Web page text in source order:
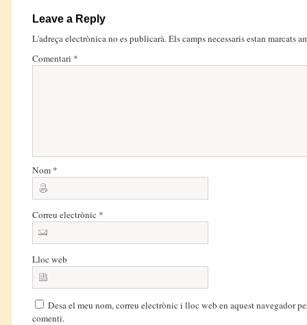
Leave a Reply
L'adreça electrònica no es publicarà.Els camps necessaris estan marcats
Comentari *
Nom *
Correu electrònic *
Lloc web
Desa el meu nom, correu electrònic i lloc web en aquest navegador
comenti.